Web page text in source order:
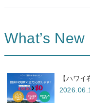
What’s New
【ハワ